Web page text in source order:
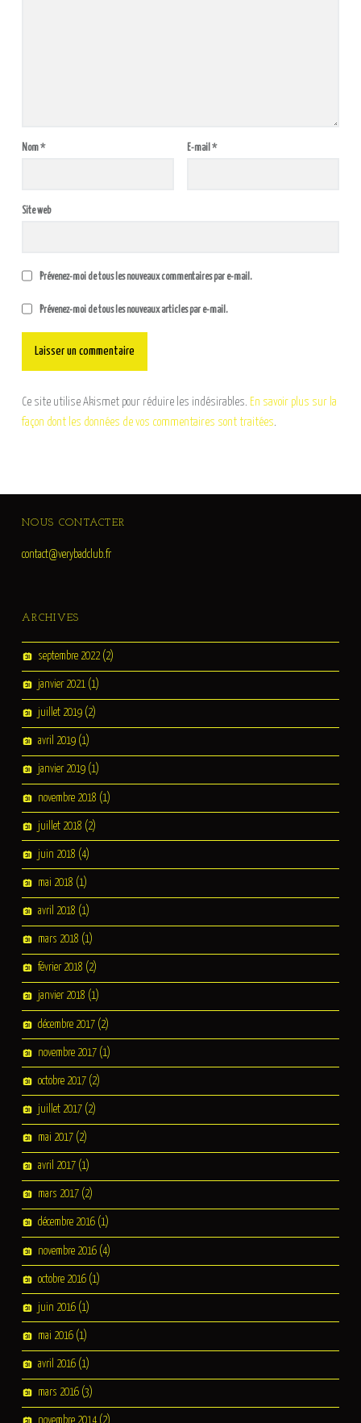
Nom* E-mail *
Site web
Prévenez-moi de tous les nouveaux commentaires par e-mail.
Prévenez-moi de tous les nouveaux articles par e-mail.
Ce site utilise Akismet pour réduire les indésirables. En savoir plus sur la
façon dont les données de vos commentaires sont traitées.
FOOTER SIDEBAR
NOUS CONTACTER
contact@verybadclub.fr
ARCHIVES
septembre 2022(2)
janvier 2021(1)
juillet 2019(2)
avril 2019(1)
janvier 2019(1)
novembre 2018 (1)
juillet 2018 (2)
juin 2018 (4)
mai 2018 (1)
avril 2018 (1)
mars 2018 (1)
février 2018 (2)
janvier 2018 (1)
décembre 2017(2)
novembre 2017(1)
octobre 2017(2)
juillet 2017(2)
mai 2017(2)
avril 2017(1)
mars 2017(2)
décembre 2016(1)
novembre 2016(4)
octobre 2016(1)
juin 2016(1)
mai 2016(1)
avril 2016(1)
mars 2016(3)